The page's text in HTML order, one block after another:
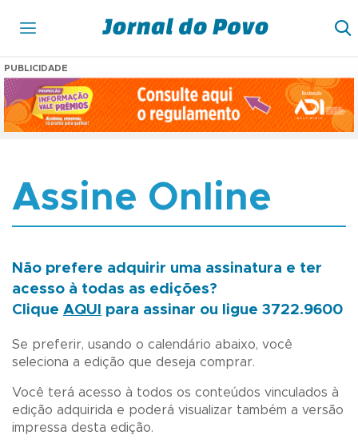
PUBLICIDADE
Assine Online
Não prefere adquirir uma assinatura e ter
acesso à todas as edições?
Clique AQUI para assinar ou ligue 3722.9600
Se preferir, usando o calendário abaixo, você
seleciona a edição que deseja comprar.
Você terá acesso à todos os conteúdos vinculados à
edição adquirida e poderá visualizar também a versão
impressa desta edição.